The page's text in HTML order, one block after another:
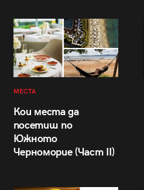
МЕСТА
Кои места да
посетиш по
Южното
Черноморие (Част II)